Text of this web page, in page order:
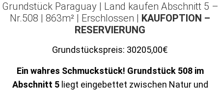
Grundstück Paraguay | Land kaufen Abschnitt 5 –
Nr.508 | 863m² | Erschlossen | KAUFOPTION –
RESERVIERUNG
Grundstückspreis: 30205,00€
Ein wahres Schmuckstück! Grundstück 508 im
Abschnitt 5liegt eingebettet zwischen Natur und